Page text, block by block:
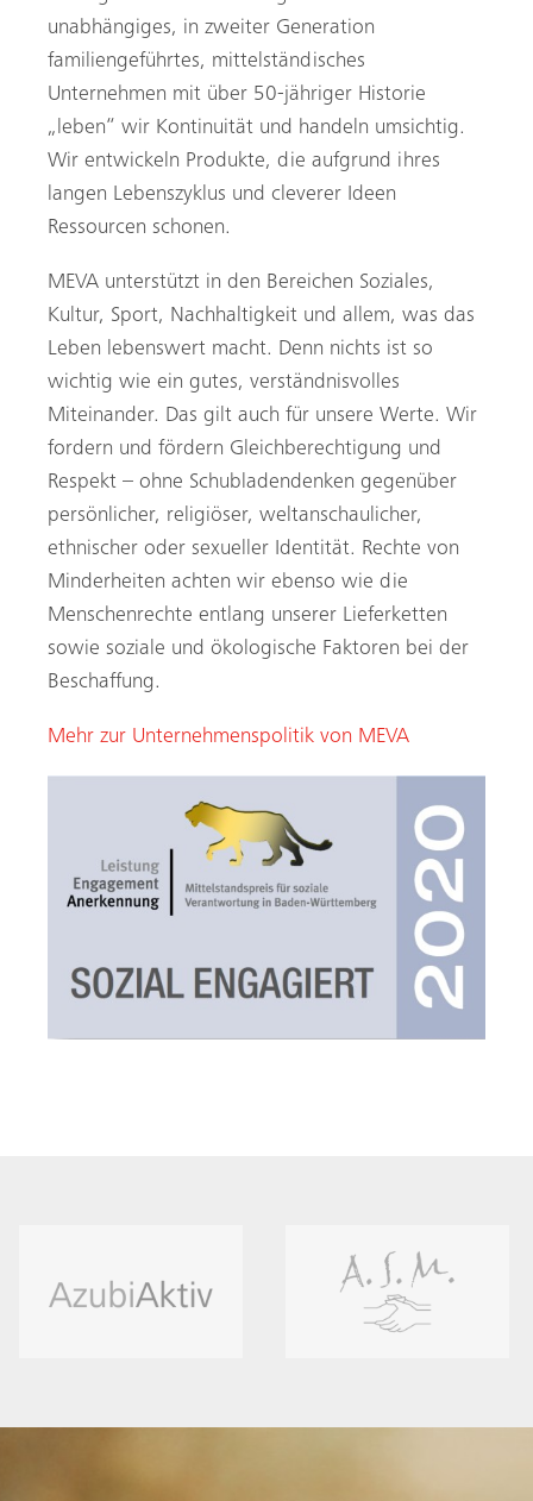
unabhängiges, in zweiter Generation
familiengeführtes, mittelständisches
Unternehmen mit über 50-jähriger Historie
„leben“ wir Kontinuität und handeln umsichtig.
Wir entwickeln Produkte, die aufgrund ihres
langen Lebenszyklus und cleverer Ideen
Ressourcen schonen.
MEVA unterstützt in den Bereichen Soziales,
Kultur, Sport, Nachhaltigkeit und allem, was das
Leben lebenswert macht. Denn nichts ist so
wichtig wie ein gutes, verständnisvolles
Miteinander. Das gilt auch für unsere Werte. Wir
fordern und fördern Gleichberechtigung und
Respekt – ohne Schubladendenken gegenüber
persönlicher, religiöser, weltanschaulicher,
ethnischer oder sexueller Identität. Rechte von
Minderheiten achten wir ebenso wie die
Menschenrechte entlang unserer Lieferketten
sowie soziale und ökologische Faktoren bei der
Beschaffung.
Mehr zur Unternehmenspolitik von MEVA